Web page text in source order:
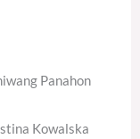
Panahon
Kowalska